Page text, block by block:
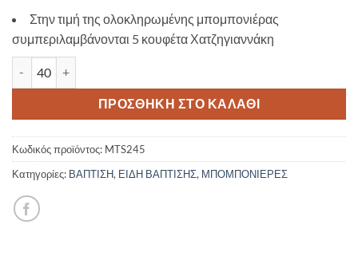
Στην τιμή της ολοκληρωμένης μπομπονιέρας
συμπεριλαμβάνονται 5 κουφέτα Χατζηγιαννάκη
ΠΡΟΣΘΉΚΗ ΣΤΟ ΚΑΛΆΘΙ
Κωδικός προϊόντος: MTS245
Κατηγορίες: ΒΑΠΤΙΣΗ, ΕΙΔΗ ΒΑΠΤΙΣΗΣ, ΜΠΟΜΠΟΝΙΕΡΕΣ